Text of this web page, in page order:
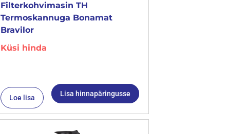
Filterkohvimasin TH
Termoskannuga Bonamat
Bravilor
Küsi hinda
Loe lisa Lisa hinnapäringusse